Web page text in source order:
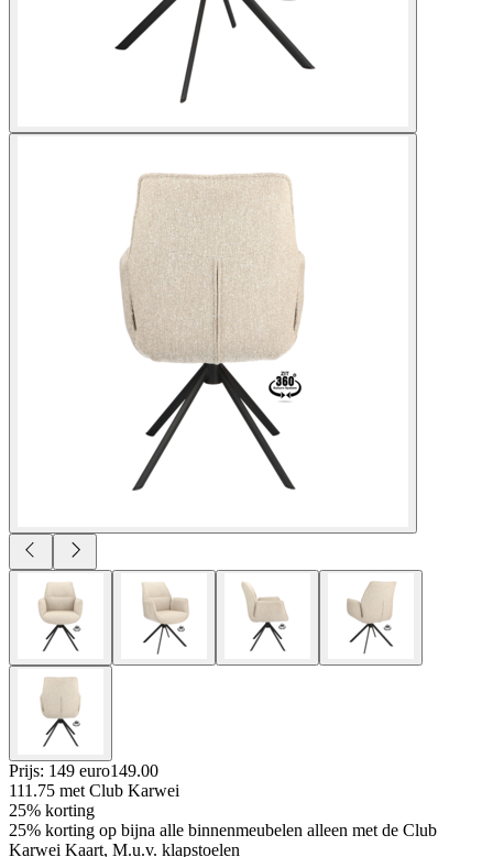
Prijs: 149 euro149.00
111.75 met Club Karwei
25% korting
25% korting op bijna alle binnenmeubelen alleen met de Club
Karwei Kaart, M.u.v. klapstoelen